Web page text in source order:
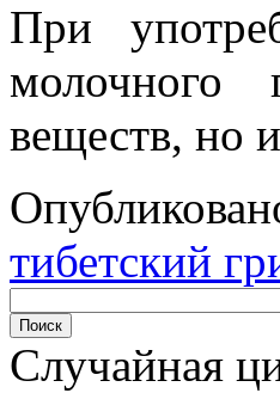
При
молочного
веществ, но
тибетский
Случайная